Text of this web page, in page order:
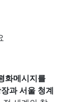
화메시지를
과 서울 청계